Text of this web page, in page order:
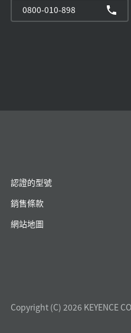
0800-010-898
認證的型號
銷售條款
網站地圖
Copyright (C) 2026 KEYENCE